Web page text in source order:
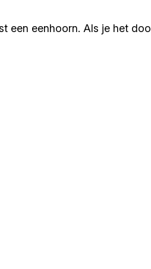
een eenhoorn. Als je het